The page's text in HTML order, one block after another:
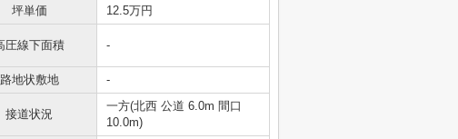
坪単価
12.5万円
圧線下面積 -
路地状敷地 -
接道状況
一方(北西 公道 6.0m 間口
10.0m)